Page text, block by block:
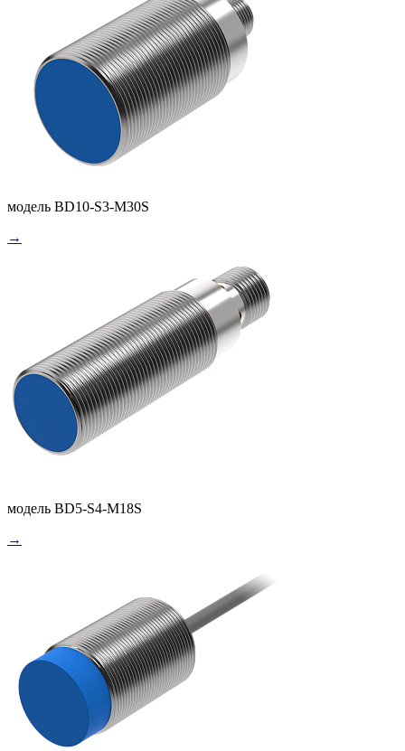
модель BD10-S3-M30S
→
модель BD5-S4-M18S
→